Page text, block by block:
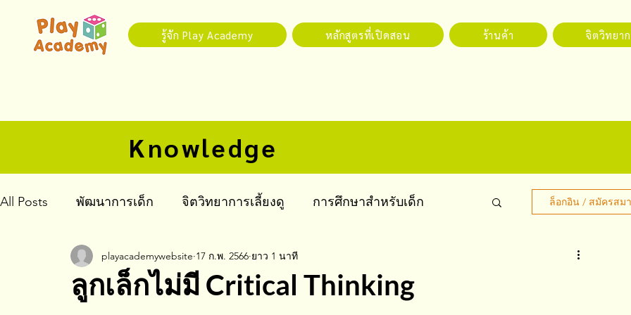
รู้จัก Play Academy หลักสูตรที่เปิดสอน ร้านค้า จิตวิทยา
Knowledge
All Posts พัฒนาการเด็ก จิตวิทยาการเลี้ยงดู การศึกษาสำหรับเด็ก
จิตเวชเด็กและวัยรุ่น
ล็อกอิน / สมัครสม
ลูกเล็กไม่มี Critical Thinking
playacademywebsite 17 ก.พ. 2566 ยาว 1 นาที